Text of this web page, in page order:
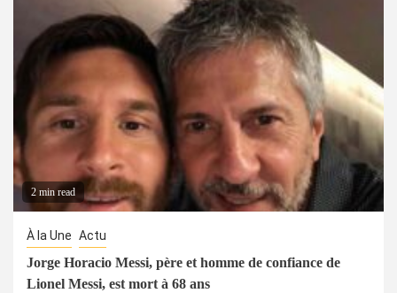
2 min read
À la Une Actu
Jorge Horacio Messi, père et homme de confiance de
Lionel Messi, est mort à 68 ans